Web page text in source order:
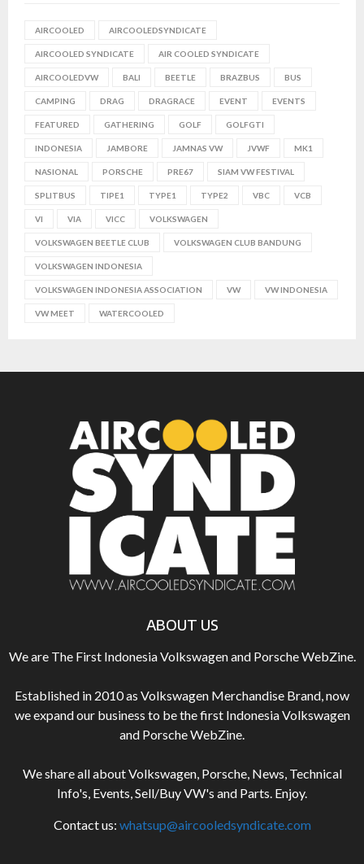
AIRCOOLED AIRCOOLEDSYNDICATE
AIRCOOLED SYNDICATE AIR COOLED SYNDICATE
AIRCOOLEDVW BALI BEETLE BRAZBUS BUS
CAMPING DRAG DRAGRACE EVENT EVENTS
FEATURED GATHERING GOLF GOLFGTI
INDONESIA JAMBORE JAMNAS VW JVWF MK1
NASIONAL PORSCHE PRE67 SIAM VW FESTIVAL
SPLITBUS TIPE1 TYPE1 TYPE2 VBC VCB
VI VIA VICC VOLKSWAGEN
VOLKSWAGEN BEETLE CLUB VOLKSWAGEN CLUB BANDUNG
VOLKSWAGEN INDONESIA
VOLKSWAGEN INDONESIA ASSOCIATION VW VW INDONESIA
VW MEET WATERCOOLED
ABOUT US
We are The First Indonesia Volkswagen and Porsche WebZine.
Established in 2010 as Volkswagen Merchandise Brand, now
we expand our business to be the first Indonesia Volkswagen
and Porsche WebZine.
We share all about Volkswagen, Porsche, News, Technical
Info's, Events, Sell/Buy VW's and Parts. Enjoy.
Contact us: whatsup@aircooledsyndicate.com